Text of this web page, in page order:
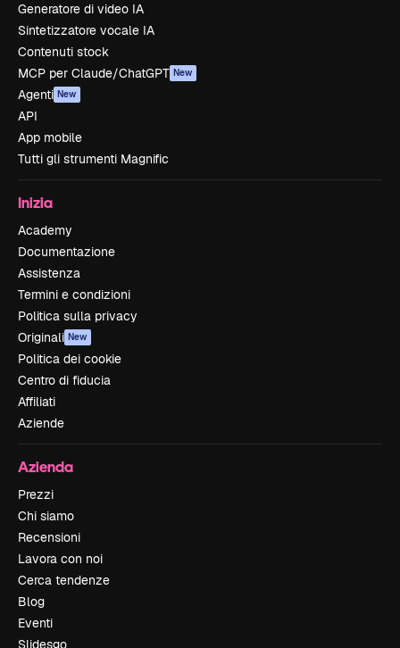
Generatore di video IA
Sintetizzatore vocale IA
Contenuti stock
MCP per Claude/ChatGPT New
Agenti New
API
App mobile
Tutti gli strumenti Magnific
Inizia
Academy
Documentazione
Assistenza
Termini e condizioni
Politica sulla privacy
Originali New
Politica dei cookie
Centro di fiducia
Affiliati
Aziende
Azienda
Prezzi
Chi siamo
Recensioni
Lavora con noi
Cerca tendenze
Blog
Eventi
Slidesgo